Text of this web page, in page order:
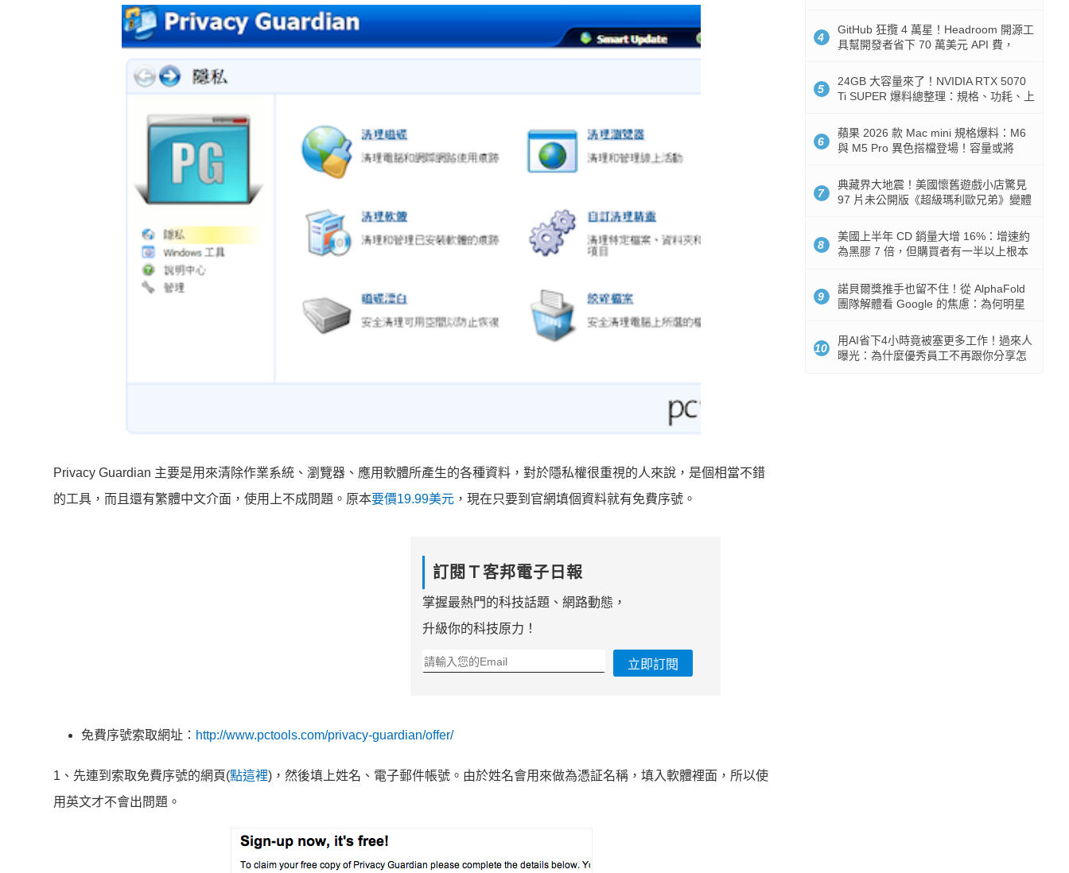
Privacy Guardian 主要是用來清除作業系統、瀏覽器、應用軟體所產生的各種資料，對於隱私權很重視的人來說，是個相當不錯
的工具，而且還有繁體中文介面，使用上不成問題。原本要價19.99美元 ，現在只要到官網填個資料就有免費序號。
訂閱Ｔ客邦電子日報
掌握最熱門的科技話題、網路動態，
升級你的科技原力！
立即訂閱
免費序號索取網址： http://www.pctools.com/privacy-guardian/offer/
1、先連到索取免費序號的網頁(點這裡)，然後填上姓名、電子郵件帳號。由於姓名會用來做為憑証名稱，填入軟體裡面，所以使
用英文才不會出問題。
4
GitHub 狂攬 4 萬星！Headroom 開源工
具幫開發者省下 70 萬美元 API 費，
5
24GB 大容量來了！NVIDIA RTX 5070
Ti SUPER 爆料總整理：規格、功耗、上
6
蘋果 2026 款 Mac mini 規格爆料：M6
與 M5 Pro 異色搭檔登場！容量或將
7
典藏界大地震！美國懷舊遊戲小店驚見
97 片未公開版《超級瑪利歐兄弟》變體
8
美國上半年 CD 銷量大增 16%：增速約
為黑膠 7 倍，但購買者有一半以上根本
9
諾貝爾獎推手也留不住！從 AlphaFold
團隊解體看 Google 的焦慮：為何明星
10
用AI省下4小時竟被塞更多工作！過來人
曝光：為什麼優秀員工不再跟你分享怎